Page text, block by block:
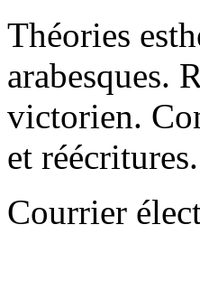
Théories
arabesques.
victorien.
et réécritures.
Courrier